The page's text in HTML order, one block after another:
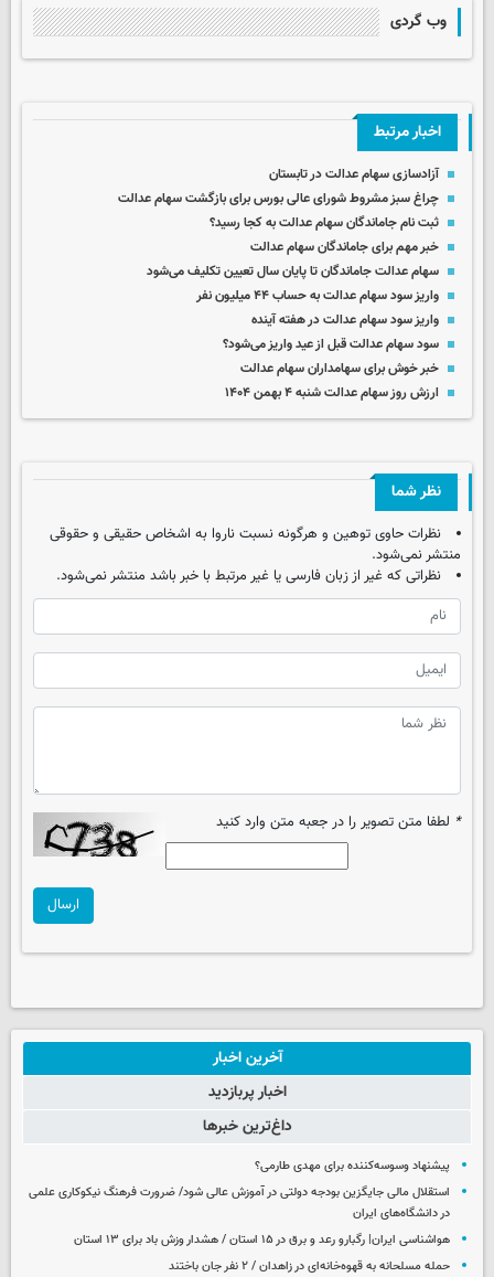
وب گردی
اخبار مرتبط
آزادسازی سهام عدالت در تابستان
چراغ سبز مشروط شورای عالی بورس برای بازگشت سهام عدالت
ثبت نام جاماندگان سهام عدالت به کجا رسید؟
خبر مهم برای جاماندگان سهام عدالت
سهام عدالت جاماندگان تا پایان سال تعیین تکلیف می‌شود
واریز سود سهام عدالت به حساب ۴۴ میلیون نفر
واریز سود سهام عدالت در هفته آینده
سود سهام عدالت قبل از عید واریز می‌شود؟
خبر خوش برای سهامداران سهام عدالت
ارزش روز سهام عدالت شنبه ۴ بهمن ۱۴۰۴
نظر شما
نظرات حاوی توهین و هرگونه نسبت ناروا به اشخاص حقیقی و حقوقی
منتشر نمی‌شود.
نظراتی که غیر از زبان فارسی یا غیر مرتبط با خبر باشد منتشر نمی‌شود.
* لطفا متن تصویر را در جعبه متن وارد کنید
ارسال
آخرین اخبار
اخبار پربازدید
داغ‌ترین خبرها
پیشنهاد وسوسه‌کننده برای مهدی طارمی؟
استقلال مالی جایگزین بودجه دولتی در آموزش عالی شود/ ضرورت فرهنگ نیکوکاری علمی
در دانشگاه‌های ایران
هواشناسی ایران| رگبارو رعد و برق در ۱۵ استان / هشدار وزش باد برای ۱۳ استان‌
حمله مسلحانه به قهوه‌خانه‌ای در زاهدان / ۲ نفر جان باختند